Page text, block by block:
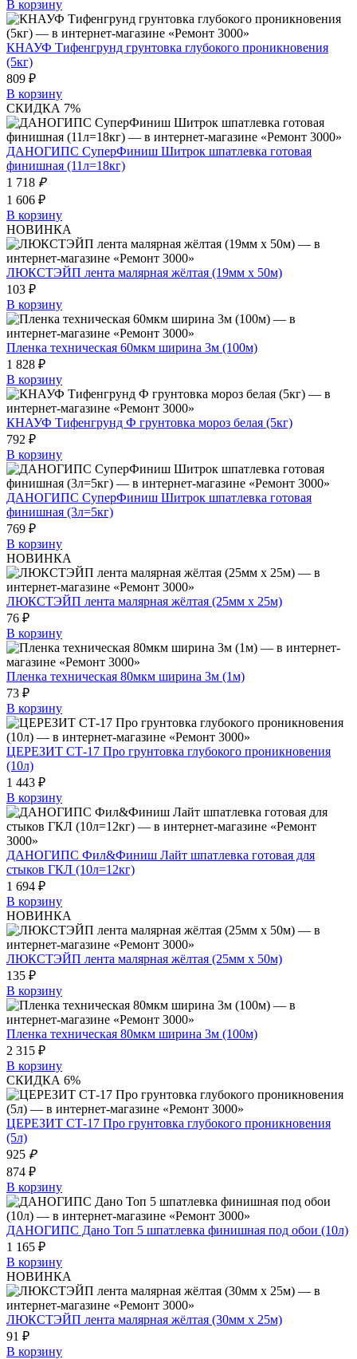
В корзину
КНАУФ Тифенгрунд грунтовка глубокого проникновения
(5кг)
809 ₽
В корзину
СКИДКА 7%
ДАНОГИПС СуперФиниш Шитрок шпатлевка готовая
финишная (11л=18кг)
1 718 ₽
1 606 ₽
В корзину
НОВИНКА
ЛЮКСТЭЙП лента малярная жёлтая (19мм х 50м)
103 ₽
В корзину
Пленка техническая 60мкм ширина 3м (100м)
1 828 ₽
В корзину
КНАУФ Тифенгрунд Ф грунтовка мороз белая (5кг)
792 ₽
В корзину
ДАНОГИПС СуперФиниш Шитрок шпатлевка готовая
финишная (3л=5кг)
769 ₽
В корзину
НОВИНКА
ЛЮКСТЭЙП лента малярная жёлтая (25мм х 25м)
76 ₽
В корзину
Пленка техническая 80мкм ширина 3м (1м)
73 ₽
В корзину
ЦЕРЕЗИТ СТ-17 Про грунтовка глубокого проникновения
(10л)
1 443 ₽
В корзину
ДАНОГИПС Фил&Финиш Лайт шпатлевка готовая для
стыков ГКЛ (10л=12кг)
1 694 ₽
В корзину
НОВИНКА
ЛЮКСТЭЙП лента малярная жёлтая (25мм х 50м)
135 ₽
В корзину
Пленка техническая 80мкм ширина 3м (100м)
2 315 ₽
В корзину
СКИДКА 6%
ЦЕРЕЗИТ СТ-17 Про грунтовка глубокого проникновения
(5л)
925 ₽
874 ₽
В корзину
ДАНОГИПС Дано Топ 5 шпатлевка финишная под обои (10л)
1 165 ₽
В корзину
НОВИНКА
ЛЮКСТЭЙП лента малярная жёлтая (30мм х 25м)
91 ₽
В корзину